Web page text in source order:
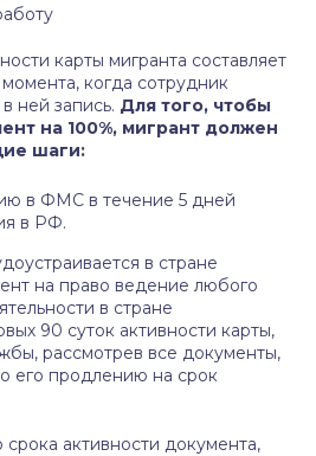
карты мигранта составляет
когда сотрудник
ней запись. Для того, чтобы
на 100%, мигрант должен
шаги:
в ФМС в течение 5 дней
в РФ.
в стране
на право ведение любого
в стране
90 суток активности карты,
рассмотрев все документы,
его продлению на срок
активности документа,